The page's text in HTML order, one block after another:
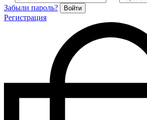
Забыли пароль? Войти
Регистрация